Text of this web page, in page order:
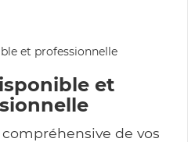
et
de vos